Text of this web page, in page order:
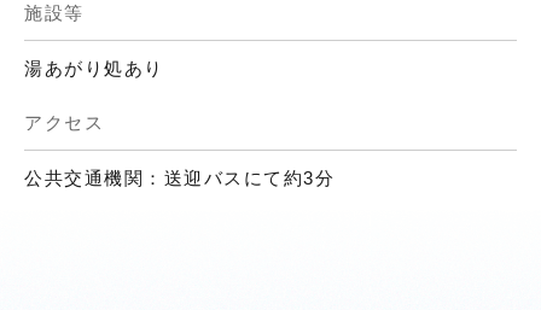
施設等
湯あがり処あり
アクセス
公共交通機関：送迎バスにて約3分